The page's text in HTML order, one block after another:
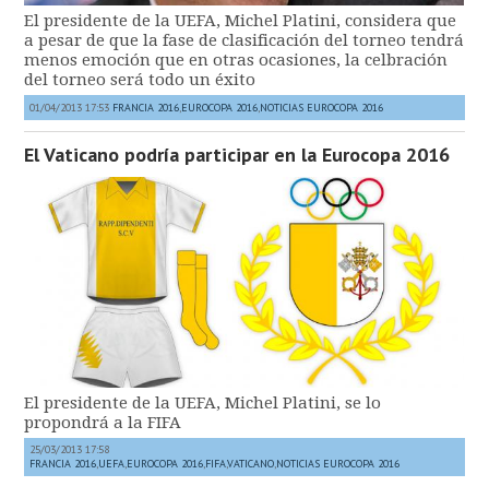
El presidente de la UEFA, Michel Platini, considera que
a pesar de que la fase de clasificación del torneo tendrá
menos emoción que en otras ocasiones, la celbración
del torneo será todo un éxito
01/04/2013 17:53 FRANCIA 2016 EUROCOPA 2016 NOTICIAS EUROCOPA 2016
El Vaticano podría participar en la Eurocopa 2016
El presidente de la UEFA, Michel Platini, se lo
propondrá a la FIFA
25/03/2013 17:58
FRANCIA 2016 UEFA EUROCOPA 2016 FIFA,VATICANO NOTICIAS EUROCOPA 2016